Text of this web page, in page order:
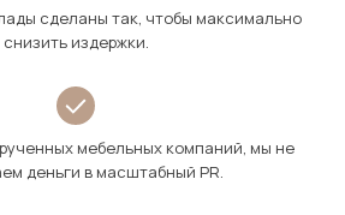
сделаны так, чтобы максимально
снизить издержки.
мебельных компаний, мы не
деньги в масштабный PR.